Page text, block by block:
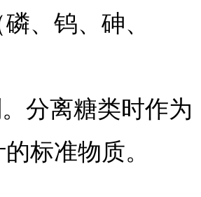
、钨、砷、
分离糖类时作为
标准物质。